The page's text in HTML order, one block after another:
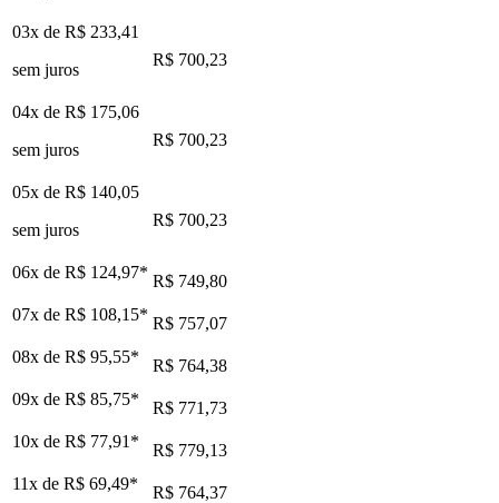
03x de R$ 233,41
sem juros
R$ 700,23
04x de R$ 175,06
sem juros
R$ 700,23
05x de R$ 140,05
sem juros
R$ 700,23
06x de R$ 124,97* R$ 749,80
07x de R$ 108,15* R$ 757,07
08x de R$ 95,55*
R$ 764,38
09x de R$ 85,75*
R$ 771,73
10x de R$ 77,91 *
R$ 779,13
11x de R$ 69,49*
R$ 764,37